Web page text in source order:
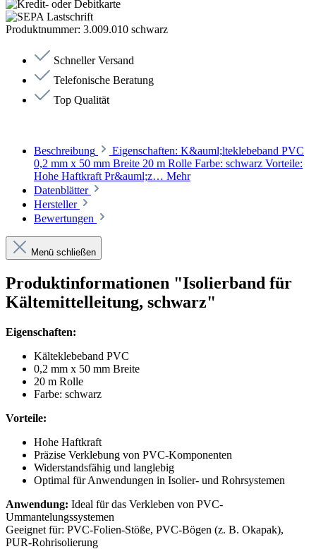
Produktnummer: 3.009.010 schwarz
Schneller Versand
Telefonische Beratung
Top Qualität
Beschreibung
Eigenschaften: K&auml;lteklebeband PVC
0,2 mm x 50 mm Breite 20 m Rolle Farbe: schwarz Vorteile:
Hohe Haftkraft Pr&auml;z… Mehr
Datenblätter
Hersteller
Bewertungen
Menü schließen
Produktinformationen "Isolierband für
Kältemittelleitung, schwarz"
Eigenschaften:
Kälteklebeband PVC
0,2 mm x 50 mm Breite
20 m Rolle
Farbe: schwarz
Vorteile:
Hohe Haftkraft
Präzise Verklebung von PVC-Komponenten
Widerstandsfähig und langlebig
Optimal für Anwendungen in Isolier- und Rohrsystemen
Anwendung: Ideal für das Verkleben von PVC-
Ummantelungssystemen
Geeignet für: PVC-Folien-Stöße, PVC-Bögen (z. B. Okapak),
PUR-Rohrisolierung